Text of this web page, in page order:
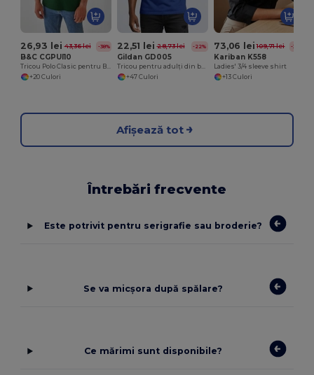
26,93 lei 43,36 lei -38%
B&C CGPUI10
Tricou Polo Clasic pentru Bărbați din Bumbac de la B&C
+20 Culori
22,51 lei 28,73 lei -22%
Gildan GD005
Tricou pentru adulți din bumbac Premium Heavyweight
+47 Culori
73,06 lei 109,71 lei -33%
Kariban K558
Ladies' 3/4 sleeve shirt
+13 Culori
Afișează tot
Întrebări frecvente
Este potrivit pentru serigrafie sau broderie?
Se va micșora după spălare?
Ce mărimi sunt disponibile?